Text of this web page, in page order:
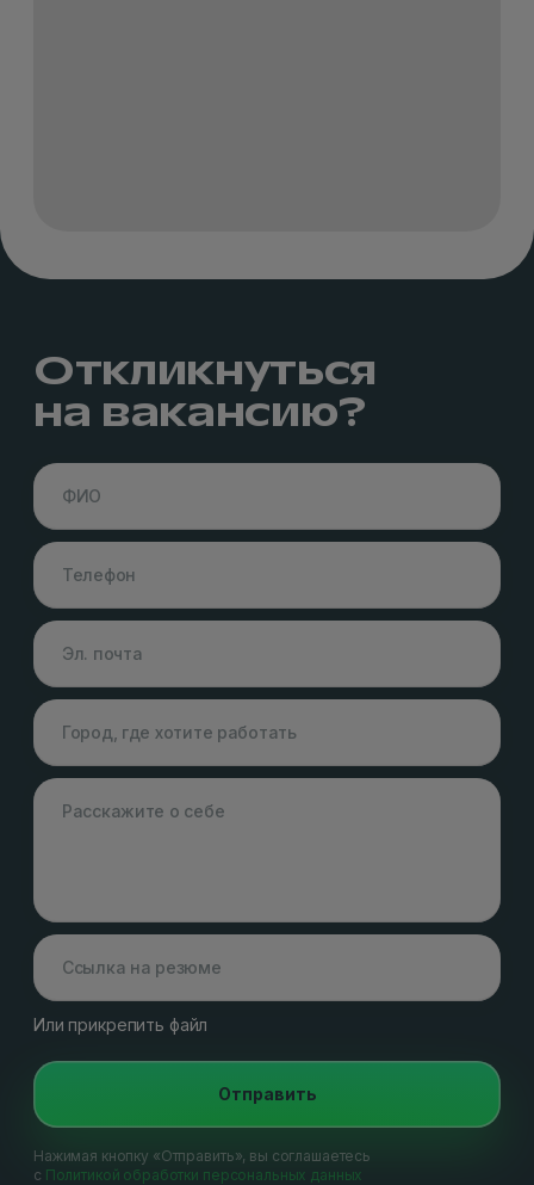
Откликнуться
на вакансию?
Или прикрепить файл
Отправить
Нажимая кнопку «Отправить», вы соглашаетесь
с Политикой обработки персональных данных